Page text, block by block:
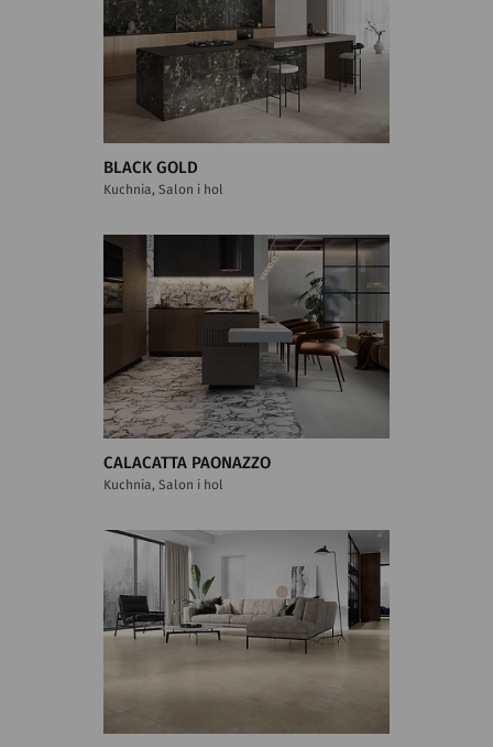
BLACK GOLD
Kuchnia, Salon i hol
CALACATTA PAONAZZO
Kuchnia, Salon i hol